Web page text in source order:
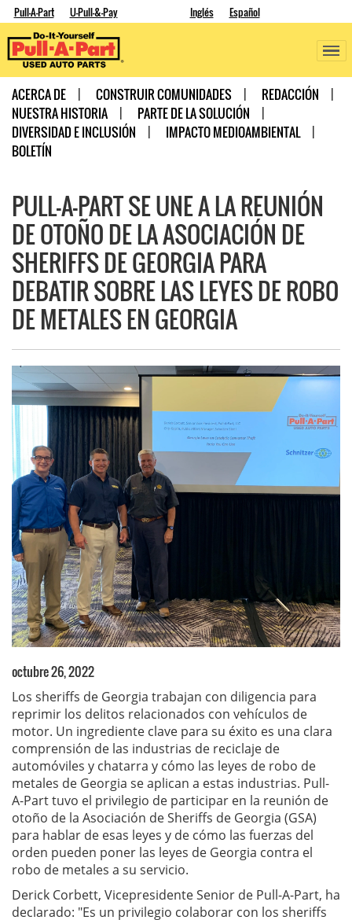
Pull-A-Part U-Pull-&-Pay Inglés Español
ACERCA DE CONSTRUIR COMUNIDADES
REDACCIÓN
NUESTRA HISTORIA
PARTE DE LA SOLUCIÓN
DIVERSIDAD E INCLUSIÓN
IMPACTO MEDIOAMBIENTAL
BOLETÍN
PULL-A-PART SE UNE A LA REUNIÓN
DE OTOÑO DE LA ASOCIACIÓN DE
SHERIFFS DE GEORGIA PARA
DEBATIR SOBRE LAS LEYES DE ROBO
DE METALES EN GEORGIA
octubre 26, 2022
Los sheriffs de Georgia trabajan con diligencia para
reprimir los delitos relacionados con vehículos de
motor. Un ingrediente clave para su éxito es una clara
comprensión de las industrias de reciclaje de
automóviles y chatarra y cómo las leyes de robo de
metales de Georgia se aplican a estas industrias. Pull-
A-Part tuvo el privilegio de participar en la reunión de
otoño de la Asociación de Sheriffs de Georgia (GSA)
para hablar de esas leyes y de cómo las fuerzas del
orden pueden poner las leyes de Georgia contra el
robo de metales a su servicio.
Derick Corbett, Vicepresidente Senior de Pull-A-Part, ha
declarado: "Es un privilegio colaborar con los sheriffs